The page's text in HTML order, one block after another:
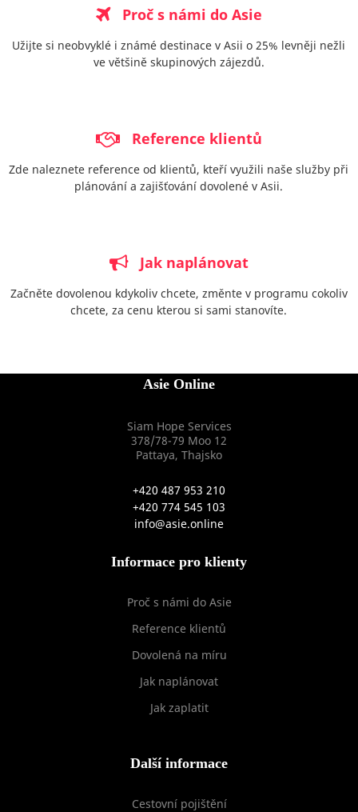
Proč s námi do Asie
Užijte si neobvyklé i známé destinace v Asii o 25% levněji nežli
ve většině skupinových zájezdů.
Reference klientů
Zde naleznete reference od klientů, kteří využili naše služby při
plánování a zajišťování dovolené v Asii.
Jak naplánovat
Začněte dovolenou kdykoliv chcete, změnte v programu cokoliv
chcete, za cenu kterou si sami stanovíte.
Asie Online
Siam Hope Services
378/78-79 Moo 12
Pattaya, Thajsko
+420 487 953 210
+420 774 545 103
info@asie.online
Informace pro klienty
Proč s námi do Asie
Reference klientů
Dovolená na míru
Jak naplánovat
Jak zaplatit
Další informace
Cestovní pojištění